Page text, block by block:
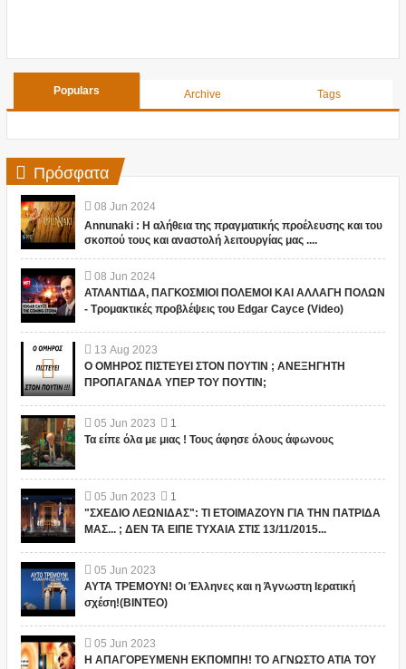
Populars Archive Tags
Πρόσφατα
08 Jun 2024
Annunaki : Η αλήθεια της πραγματικής προέλευσης και του
σκοπού τους και αναστολή λειτουργίας μας ....
08 Jun 2024
ΑΤΛΑΝΤΙΔΑ, ΠΑΓΚΟΣΜΙΟΙ ΠΟΛΕΜΟΙ ΚΑΙ ΑΛΛΑΓΗ ΠΟΛΩΝ
- Τρομακτικές προβλέψεις του Edgar Cayce (Video)
13 Aug 2023
Ο ΟΜΗΡΟΣ ΠΙΣΤΕΥΕΙ ΣΤΟΝ ΠΟΥΤΙΝ ; ΑΝΕΞΗΓΗΤΗ
ΠΡΟΠΑΓΑΝΔΑ ΥΠΕΡ ΤΟΥ ΠΟΥΤΙΝ;
05 Jun 2023
1
Τα είπε όλα με μιας ! Τους άφησε όλους άφωνους
05 Jun 2023
1
"ΣΧΕΔΙΟ ΛΕΩΝΙΔΑΣ": ΤΙ ΕΤΟΙΜΑΖΟΥΝ ΓΙΑ ΤΗΝ ΠΑΤΡΙΔΑ
ΜΑΣ... ; ΔΕΝ ΤΑ ΕΙΠΕ ΤΥΧΑΙΑ ΣΤΙΣ 13/11/2015...
05 Jun 2023
ΑΥΤΑ ΤΡΕΜΟΥΝ! Οι Έλληνες και η Άγνωστη Ιερατική
σχέση!(ΒΙΝΤΕΟ)
05 Jun 2023
Η ΑΠΑΓΟΡΕΥΜΕΝΗ ΕΚΠΟΜΠΗ! ΤΟ ΑΓΝΩΣΤΟ ΑΤΙΑ ΤΟΥ